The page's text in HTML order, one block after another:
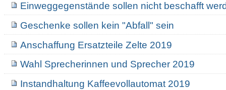
Einweggegenstände sollen nicht beschafft
Geschenke sollen kein "Abfall" sein
Anschaffung Ersatzteile Zelte 2019
Wahl Sprecherinnen und Sprecher 2019
Instandhaltung Kaffeevollautomat 2019